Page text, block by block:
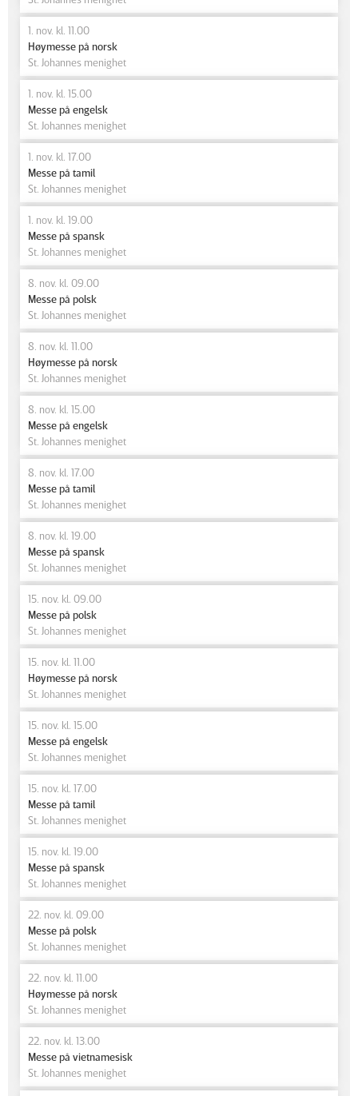
1. nov. kl. 11.00
Høymesse på norsk
St. Johannes menighet
1. nov. kl. 15.00
Messe på engelsk
St. Johannes menighet
1. nov. kl. 17.00
Messe på tamil
St. Johannes menighet
1. nov. kl. 19.00
Messe på spansk
St. Johannes menighet
8. nov. kl. 09.00
Messe på polsk
St. Johannes menighet
8. nov. kl. 11.00
Høymesse på norsk
St. Johannes menighet
8. nov. kl. 15.00
Messe på engelsk
St. Johannes menighet
8. nov. kl. 17.00
Messe på tamil
St. Johannes menighet
8. nov. kl. 19.00
Messe på spansk
St. Johannes menighet
15. nov. kl. 09.00
Messe på polsk
St. Johannes menighet
15. nov. kl. 11.00
Høymesse på norsk
St. Johannes menighet
15. nov. kl. 15.00
Messe på engelsk
St. Johannes menighet
15. nov. kl. 17.00
Messe på tamil
St. Johannes menighet
15. nov. kl. 19.00
Messe på spansk
St. Johannes menighet
22. nov. kl. 09.00
Messe på polsk
St. Johannes menighet
22. nov. kl. 11.00
Høymesse på norsk
St. Johannes menighet
22. nov. kl. 13.00
Messe på vietnamesisk
St. Johannes menighet